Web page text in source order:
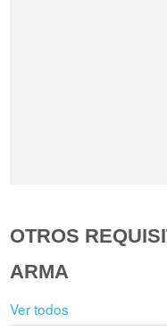
OTROS
ARMA
Ver todos